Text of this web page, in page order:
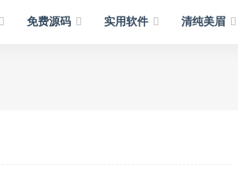
免费源码 实用软件 清纯美眉